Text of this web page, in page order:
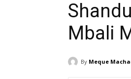
Mbali
By Meque